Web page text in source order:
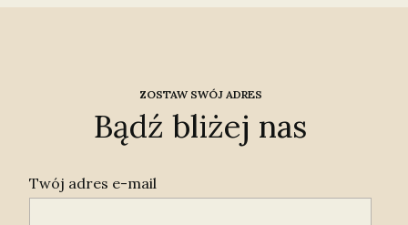
ZOSTAW SWÓJ ADRES
Bądź bliżej nas
Twój adres e-mail